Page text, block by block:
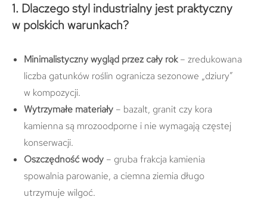
1. Dlaczego styl industrialny jest praktyczny
w polskich warunkach?
Minimalistyczny wygląd przez cały rok– zredukowana
liczba gatunków roślin ogranicza sezonowe „dziury”
w kompozycji.
Wytrzymałe materiały – bazalt, granit czy kora
kamienna są mrozoodporne i nie wymagają częstej
konserwacji.
Oszczędność wody – gruba frakcja kamienia
spowalnia parowanie, a ciemna ziemia długo
utrzymuje wilgoć.